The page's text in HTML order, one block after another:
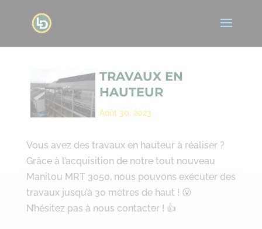
TRAVAUX EN
HAUTEUR
Août 30, 2023
Vous avez des travaux en hauteur à réaliser ?
Grâce à l’acquisition de notre tout nouveau
Manitou MRT 3050, nous pouvons exécuter des
travaux jusqu’à 30 mètres de haut ! 😮
N’hésitez pas à nous contacter ! 👍